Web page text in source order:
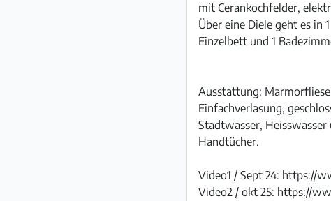
mit Cerankochfelder,
Über eine Diele geht es in
Einzelbett und 1
Ausstattung:
Einfachverlasung,
Stadtwasser,
Handtücher.
Video1 / Sept 24: https://
Video2 / okt 25: https://